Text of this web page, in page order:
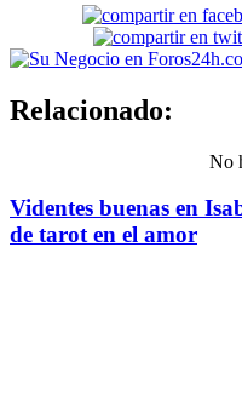
Relacionado:
No
Videntes buenas en
de tarot en el amor